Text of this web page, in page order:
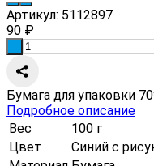
Артикул: 5112897
90 ₽
Бумага для упаковки
Подробное описание
Вес
100 г
Цвет
Синий с